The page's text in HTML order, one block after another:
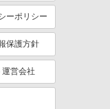
ーポリシー
保護方針
営会社